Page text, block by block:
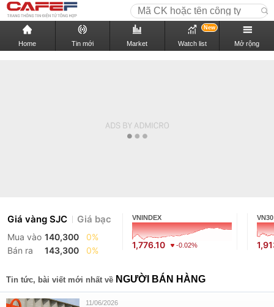
Home Tin mới Market Watch list
New
Mở rộng
Giá vàng SJC Giá bạc
Mua vào 140,300
0%
Bán ra
143,300 0%
VNINDEX
1,776.10 -0.02%
VN30
Tin tức, bài viết mới nhất về NGƯỜI BÁN HÀNG
11/06/2026